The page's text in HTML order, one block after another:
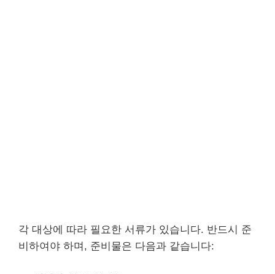
각 대상에 따라 필요한 서류가 있습니다. 반드시 준
비하여야 하며, 준비물은 다음과 같습니다: